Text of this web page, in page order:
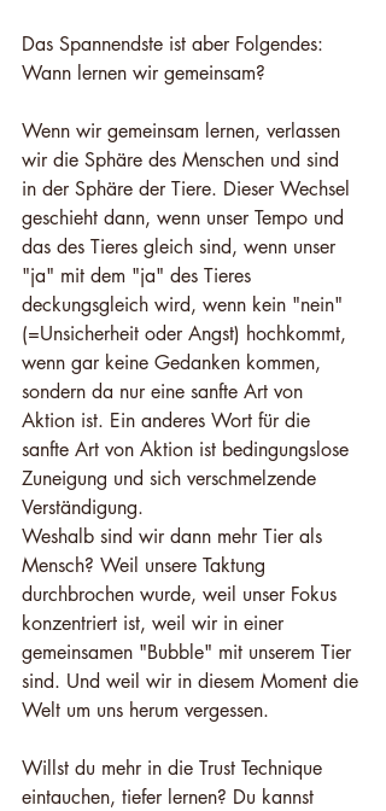
Das Spannendste ist aber Folgendes:
Wann lernen wir gemeinsam?
Wenn wir gemeinsam lernen, verlassen
wir die Sphäre des Menschen und sind
in der Sphäre der Tiere. Dieser Wechsel
geschieht dann, wenn unser Tempo und
das des Tieres gleich sind, wenn unser
"ja" mit dem "ja" des Tieres
deckungsgleich wird, wenn kein "nein"
(=Unsicherheit oder Angst) hochkommt,
wenn gar keine Gedanken kommen,
sondern da nur eine sanfte Art von
Aktion ist. Ein anderes Wort für die
sanfte Art von Aktion ist bedingungslose
Zuneigung und sich verschmelzende
Verständigung.
Weshalb sind wir dann mehr Tier als
Mensch? Weil unsere Taktung
durchbrochen wurde, weil unser Fokus
konzentriert ist, weil wir in einer
gemeinsamen "Bubble" mit unserem Tier
sind. Und weil wir in diesem Moment die
Welt um uns herum vergessen.
Willst du mehr in die Trust Technique
eintauchen, tiefer lernen? Du kannst